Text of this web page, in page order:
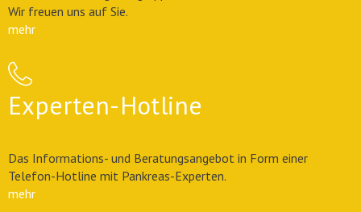
Wir freuen uns auf Sie.
mehr
Experten-Hotline
Das Informations- und Beratungsangebot in Form einer
Telefon-Hotline mit Pankreas-Experten.
mehr